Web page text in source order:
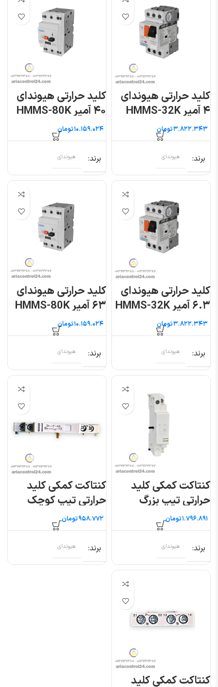
کلید حرارتی هیوندای
۴ آمپر HMMS-32K
تومان
برند هیوندای
کلید حرارتی هیوندای
۴۰ آمپر HMMS-80K
تومان
برند هیوندای
کلید حرارتی هیوندای
۶.۳ آمپر HMMS-32K
تومان
برند هیوندای
کلید حرارتی هیوندای
۶۳ آمپر HMMS-80K
تومان
برند هیوندای
کنتاکت کمکی کلید
حرارتی تیپ بزرگ
هیوندای
تومان
برند هیوندای
کنتاکت کمکی کلید
حرارتی تیپ کوچک
بغل هیوندای
تومان
برند هیوندای
کنتاکت کمکی کلید